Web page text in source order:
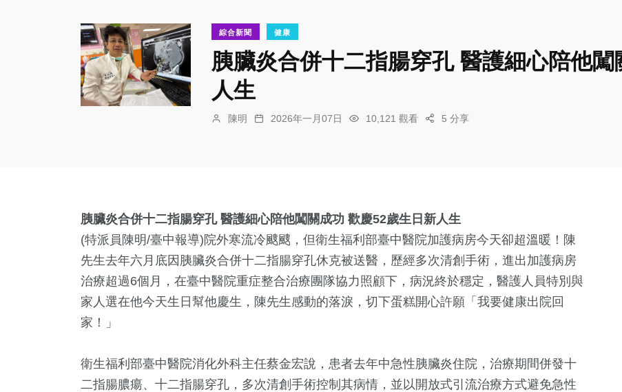
綜合新聞 健康
胰臟炎合併十二指腸穿孔 醫護細心陪他
人生
陳明 2026年一月07日 10,121 觀看 5 分享
胰臟炎合併十二指腸穿孔 醫護細心陪他闖關成功 歡慶52歲生日新人生
(特派員陳明/臺中報導)院外寒流冷颼颼，但衛生福利部臺中醫院加護病房今天卻超溫暖！陳
先生去年六月底因胰臟炎合併十二指腸穿孔休克被送醫，歷經多次清創手術，進出加護病房
治療超過6個月，在臺中醫院重症整合治療團隊協力照顧下，病況終於穩定，醫護人員特別與
家人選在他今天生日幫他慶生，陳先生感動的落淚，切下蛋糕開心許願「我要健康出院回
家！」
衛生福利部臺中醫院消化外科主任蔡金宏說，患者去年中急性胰臟炎住院，治療期間併發十
二指腸膿瘍、十二指腸穿孔，多次清創手術控制其病情，並以開放式引流治療方式避免急性